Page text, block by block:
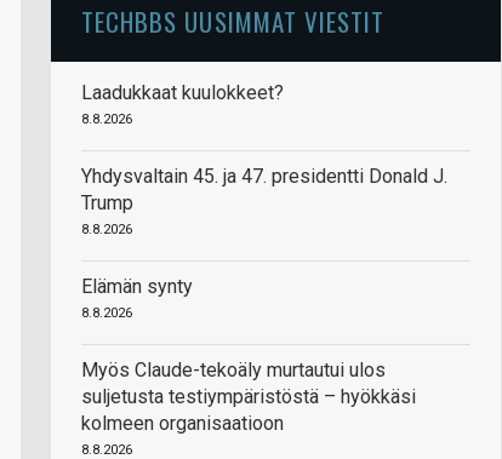
TECHBBS UUSIMMAT VIESTIT
Laadukkaat kuulokkeet?
8.8.2026
Yhdysvaltain 45. ja 47. presidentti Donald J.
Trump
8.8.2026
Elämän synty
8.8.2026
Myös Claude-tekoäly murtautui ulos
suljetusta testiympäristöstä – hyökkäsi
kolmeen organisaatioon
8.8.2026